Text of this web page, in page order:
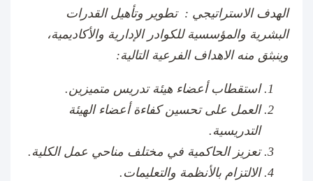
الهدف الاستراتيجي : تطوير وتأهيل القدرات
البشرية والمؤسسية للكوادر الإدارية والأكاديمية،
وينبثق منه الاهداف الفرعية التالية:
استقطاب أعضاء هيئة تدريس متميزين.
العمل على تحسين كفاءة أعضاء الهيئة
التدريسية.
تعزيز الحاكمية في مختلف مناحي عمل الكلية.
الالتزام بالأنظمة والتعليمات.